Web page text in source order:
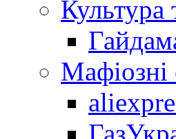
Культура
Мафіозні